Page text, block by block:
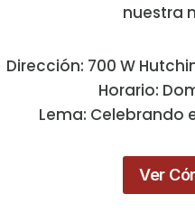
nuestra
Dirección: 700 W
Horario:
Lema: Celebrando
Ver